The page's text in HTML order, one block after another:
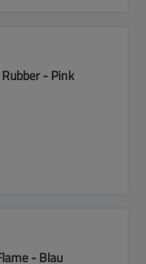
- Pink
- Blau